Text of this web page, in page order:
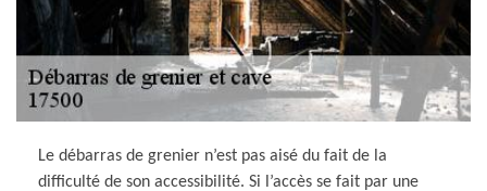
Le débarras de grenier n’est pas aisé du fait de la
difficulté de son accessibilité. Si l’accès se fait par une